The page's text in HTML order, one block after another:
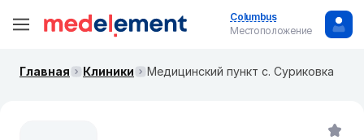
Columbus
Местоположение
Главная Клиники Медицинский пункт с. Суриковка